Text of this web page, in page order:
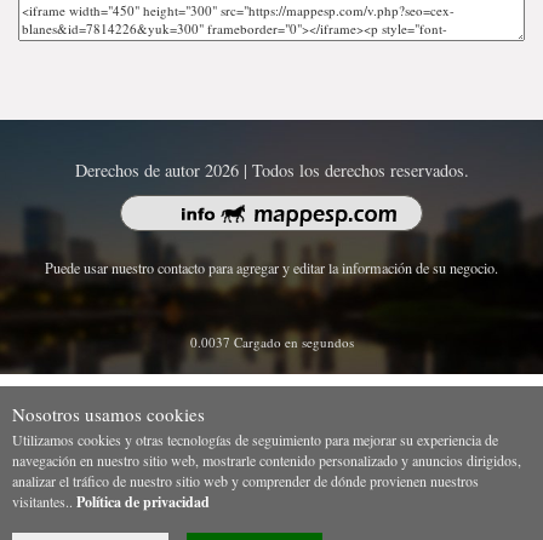
Derechos de autor 2026 | Todos los derechos reservados.
Puede usar nuestro contacto para agregar y editar la información de su negocio.
0.0037 Cargado en segundos
Nosotros usamos cookies
Utilizamos cookies y otras tecnologías de seguimiento para mejorar su experiencia de
navegación en nuestro sitio web, mostrarle contenido personalizado y anuncios dirigidos,
analizar el tráfico de nuestro sitio web y comprender de dónde provienen nuestros
visitantes.. Política de privacidad